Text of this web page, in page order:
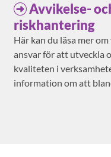
Avvikelse-
riskhantering
Här kan du läsa mer
ansvar för att utveckla
kvaliteten i
information om att